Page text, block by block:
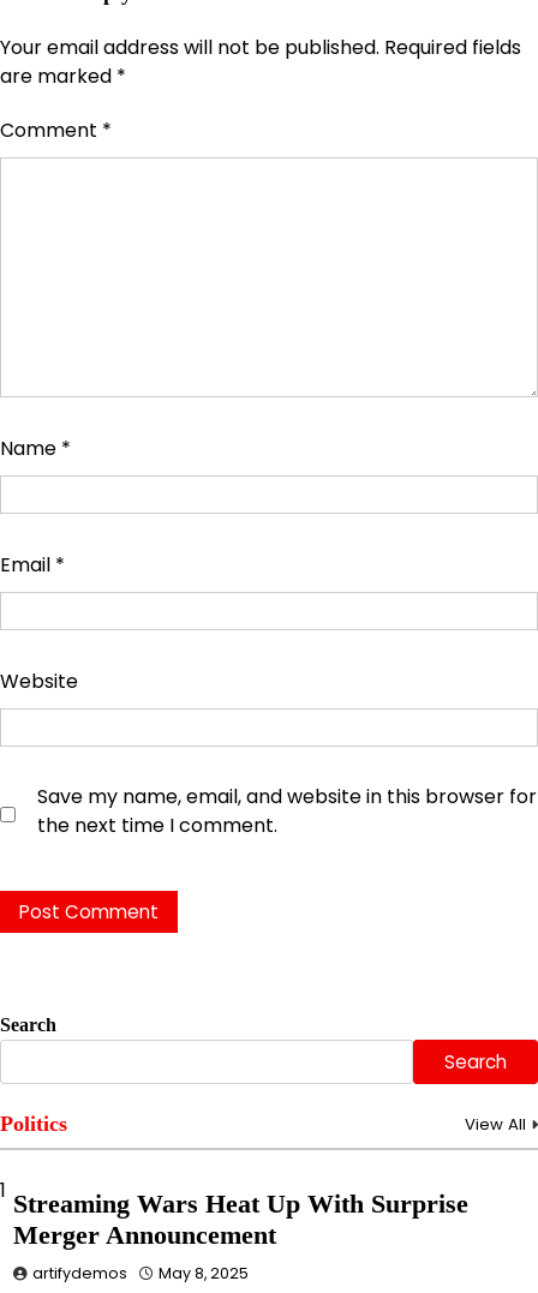
Your email address will not be published. Required fields
are marked *
Comment *
Name *
Email *
Website
Save my name, email, and website in this browser for
the next time I comment.
Search
Search
Politics View All
1 Streaming Wars Heat Up With Surprise
Merger Announcement
artifydemos May 8, 2025